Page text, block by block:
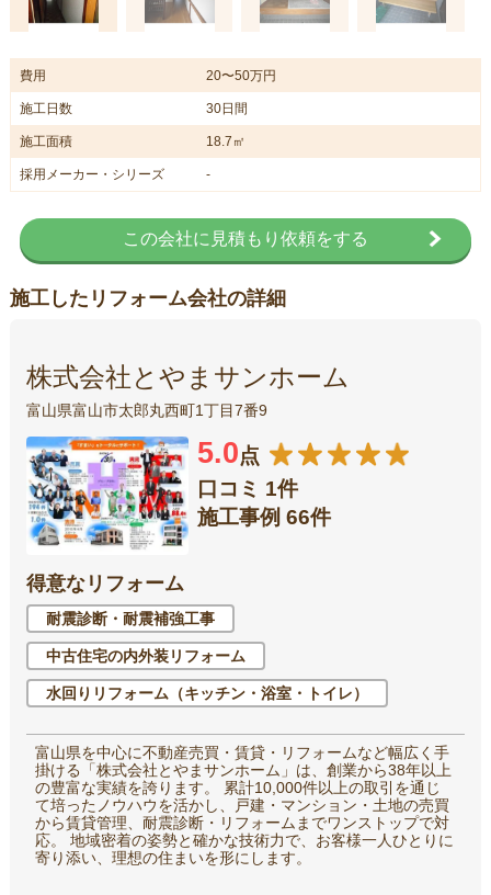
費用 20〜50万円
施工日数 30日間
施工面積 18.7㎡
採用メーカー・シリーズ -
この会社に見積もり依頼をする
施工したリフォーム会社の詳細
株式会社とやまサンホーム
富山県富山市太郎丸西町1丁目7番9
5.0点
口コミ 1件
施工事例 66件
得意なリフォーム
耐震診断・耐震補強工事
中古住宅の内外装リフォーム
水回りリフォーム（キッチン・浴室・トイレ）
富山県を中心に不動産売買・賃貸・リフォームなど幅広く手
掛ける「株式会社とやまサンホーム」は、創業から38年以上
の豊富な実績を誇ります。 累計10,000件以上の取引を通じ
て培ったノウハウを活かし、戸建・マンション・土地の売買
から賃貸管理、耐震診断・リフォームまでワンストップで対
応。 地域密着の姿勢と確かな技術力で、お客様一人ひとりに
寄り添い、理想の住まいを形にします。